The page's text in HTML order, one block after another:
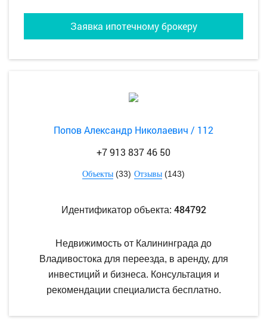
Заявка ипотечному брокеру
Попов Александр Николаевич / 112
+7 913 837 46 50
Объекты (33) Отзывы (143)
Идентификатор объекта: 484792
Недвижимость от Калининграда до
Владивостока для переезда, в аренду, для
инвестиций и бизнеса. Консультация и
рекомендации специалиста бесплатно.